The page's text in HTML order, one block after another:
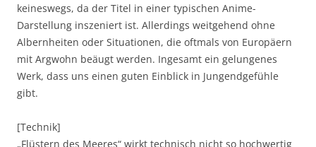
keineswegs, da der Titel in einer typischen Anime-
Darstellung inszeniert ist. Allerdings weitgehend ohne
Albernheiten oder Situationen, die oftmals von Europäern
mit Argwohn beäugt werden. Ingesamt ein gelungenes
Werk, dass uns einen guten Einblick in Jungendgefühle
gibt.
[Technik]
„Flüstern des Meeres“ wirkt technisch nicht so hochwertig